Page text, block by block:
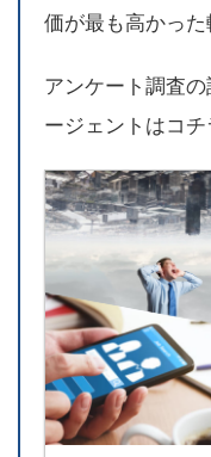
価が最も高かった
アンケート調査
ージェントはコ